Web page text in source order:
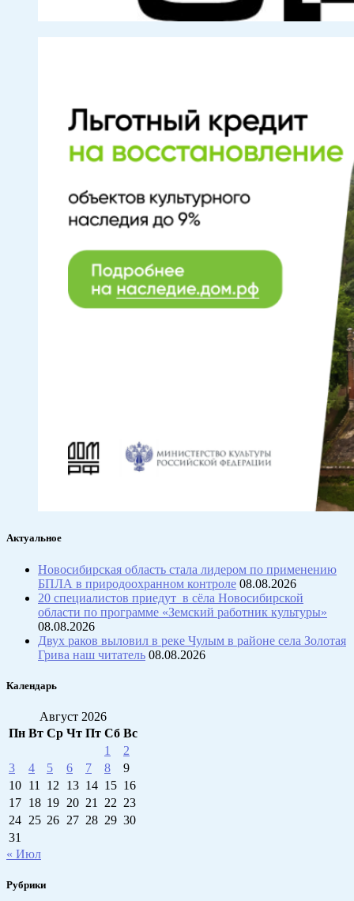
Актуальное
Новосибирская область стала лидером по применению
БПЛА в природоохранном контроле 08.08.2026
20 специалистов приедут в сёла Новосибирской
области по программе «Земский работник культуры»
08.08.2026
Двух раков выловил в реке Чулым в районе села Золотая
Грива наш читатель 08.08.2026
Календарь
Август 2026
Пн Вт Ср Чт Пт Сб Вс
1
2
3
4 5 6 7 8
9
10 11 12 13 14 15 16
17 18 19 20 21 22 23
24 25 26 27 28 29 30
31
« Июл
Рубрики